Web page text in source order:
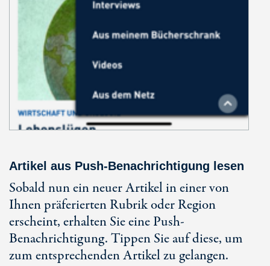
Artikel aus Push-Benachrichtigung lesen
Sobald nun ein neuer Artikel in einer von
Ihnen präferierten Rubrik oder Region
erscheint, erhalten Sie eine Push-
Benachrichtigung. Tippen Sie auf diese, um
zum entsprechenden Artikel zu gelangen.